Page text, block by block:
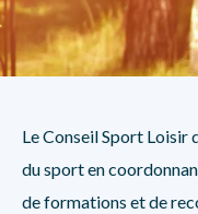
Le Conseil Sport Loisir
du sport en
de formations et de